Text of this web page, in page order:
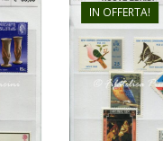
IN OFFERTA!